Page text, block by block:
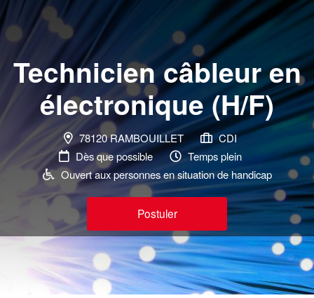
Technicien câbleur en
électronique (H/F)
78120 RAMBOUILLET
CDI
Dès que possible
Temps plein
Ouvert aux personnes en situation de handicap
Postuler